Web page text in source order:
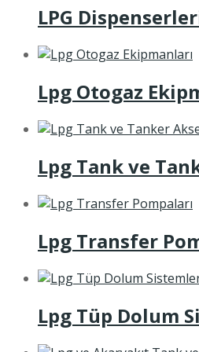
LPG
Lpg Otogaz
Lpg Tank ve
Lpg Transfer
Lpg Tüp Dolum